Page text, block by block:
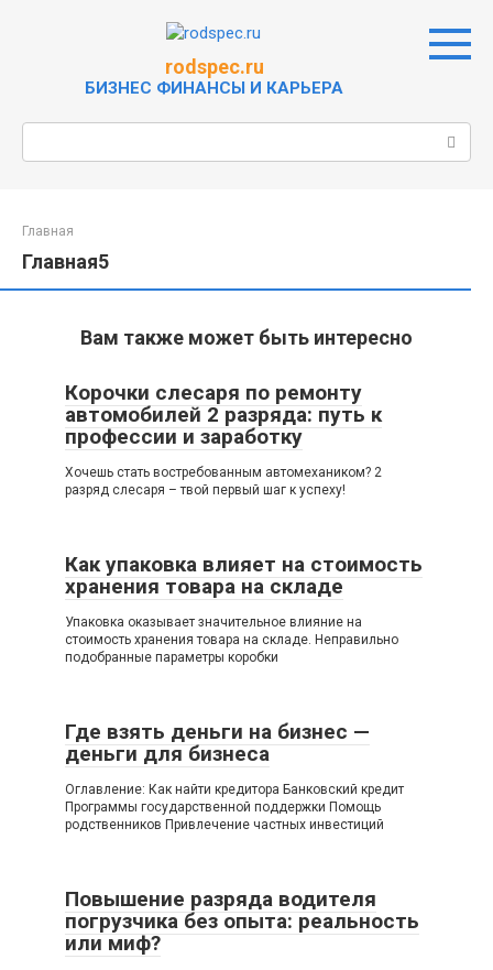
rodspec.ru
БИЗНЕС ФИНАНСЫ И КАРЬЕРА
Главная
Главная5
Вам также может быть интересно
Корочки слесаря по ремонту
автомобилей 2 разряда: путь к
профессии и заработку
Хочешь стать востребованным автомехаником? 2
разряд слесаря – твой первый шаг к успеху!
Как упаковка влияет на стоимость
хранения товара на складе
Упаковка оказывает значительное влияние на
стоимость хранения товара на складе. Неправильно
подобранные параметры коробки
Где взять деньги на бизнес —
деньги для бизнеса
Оглавление: Как найти кредитора Банковский кредит
Программы государственной поддержки Помощь
родственников Привлечение частных инвестиций
Повышение разряда водителя
погрузчика без опыта: реальность
или миф?